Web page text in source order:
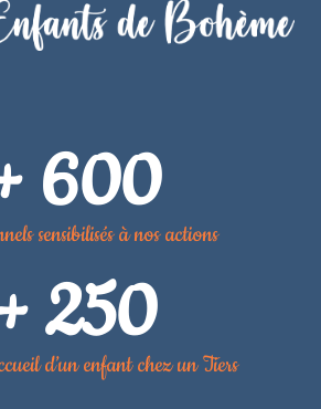
600
sensibilisés à nos actions
250
d’un enfant chez un Tiers